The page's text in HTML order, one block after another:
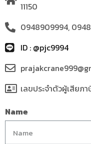
11150
0948909994,
ID : @pjc9994
เลขประจำตัวผู้เสียภ
Name